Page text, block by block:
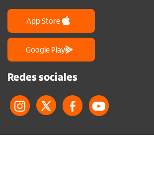
App Store
Google Play
Redes sociales